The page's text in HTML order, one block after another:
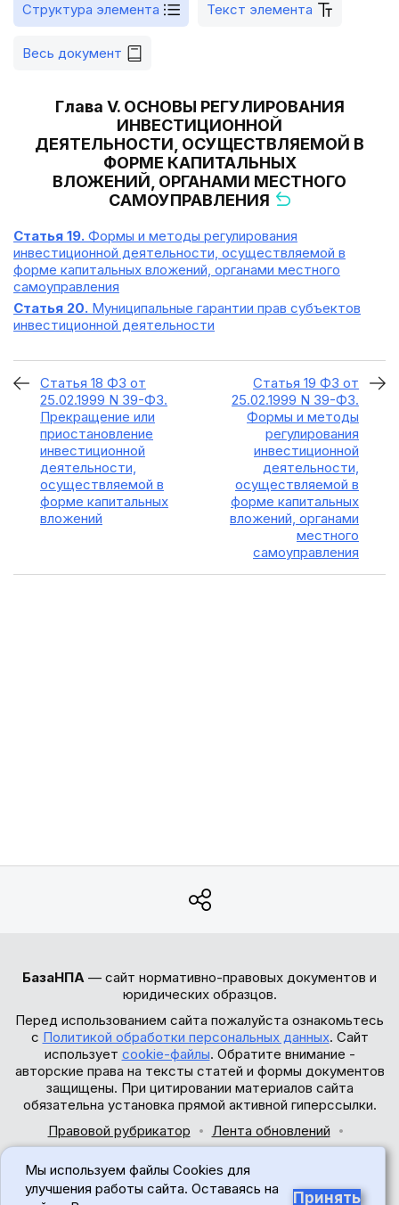
Структура элемента Текст элемента
Весь документ
Глава V. ОСНОВЫ РЕГУЛИРОВАНИЯ
ИНВЕСТИЦИОННОЙ
ДЕЯТЕЛЬНОСТИ, ОСУЩЕСТВЛЯЕМОЙ В
ФОРМЕ КАПИТАЛЬНЫХ
ВЛОЖЕНИЙ, ОРГАНАМИ МЕСТНОГО
САМОУПРАВЛЕНИЯ
Статья 19. Формы и методы регулирования
инвестиционной деятельности, осуществляемой в
форме капитальных вложений, органами местного
самоуправления
Статья 20. Муниципальные гарантии прав субъектов
инвестиционной деятельности
Статья 18 ФЗ от
25.02.1999 N 39-ФЗ.
Прекращение или
приостановление
инвестиционной
деятельности,
осуществляемой в
форме капитальных
вложений
Статья 19 ФЗ от
25.02.1999 N 39-ФЗ.
Формы и методы
регулирования
инвестиционной
деятельности,
осуществляемой в
форме капитальных
вложений, органами
местного
самоуправления
БазаНПА — сайт нормативно-правовых документов и
юридических образцов.
Перед использованием сайта пожалуйста ознакомьтесь
с Политикой обработки персональных данных. Сайт
использует cookie-файлы. Обратите внимание -
авторские права на тексты статей и формы документов
защищены. При цитировании материалов сайта
обязательна установка прямой активной гиперссылки.
Правовой рубрикатор
Лента обновлений
© 2017-2026
Мы используем файлы Cookies для
улучшения работы сайта. Оставаясь на
Принять